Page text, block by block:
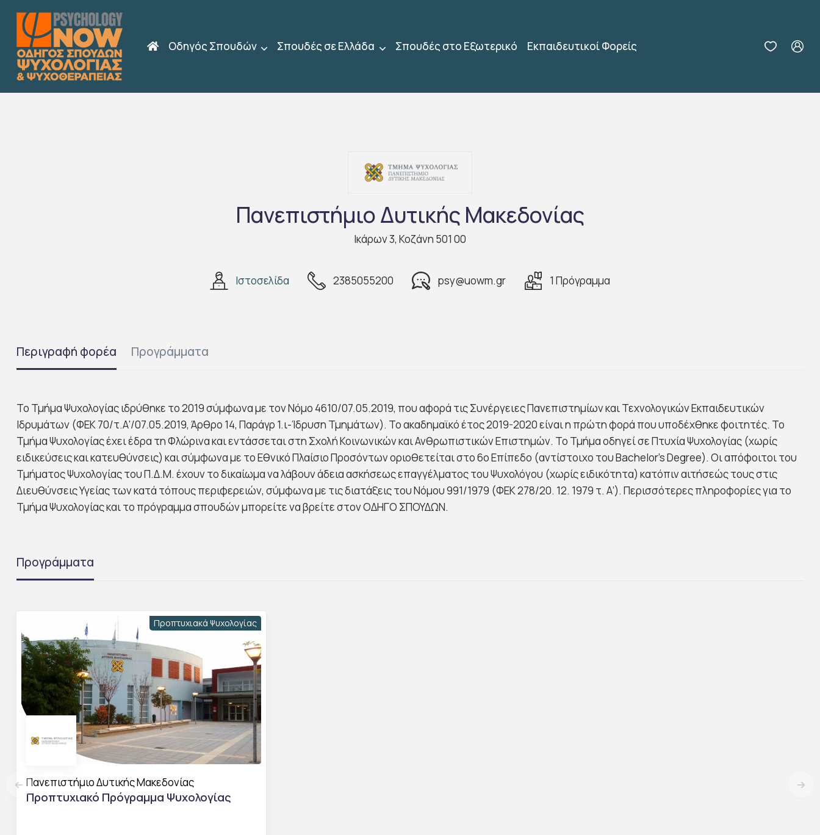
Οδηγός Σπουδών Σπουδές σε Ελλάδα Σπουδές στο Εξωτερικό Εκπαιδευτικοί Φορείς
Πανεπιστήμιο Δυτικής Μακεδονίας
Ικάρων 3, Κοζάνη 501 00
Ιστοσελίδα 2385055200 psy@uowm.gr 1 Πρόγραμμα
Περιγραφή φορέα Προγράμματα
Το Τμήμα Ψυχολογίας ιδρύθηκε το 2019 σύμφωνα με τον Νόμο 4610/07.05.2019, που αφορά τις Συνέργειες Πανεπιστημίων και Τεχνολογικών Εκπαιδευτικών
Ιδρυμάτων (ΦΕΚ 70/τ.Α'/07.05.2019, Άρθρο 14, Παράγρ 1.ι-Ίδρυση Τμημάτων). Το ακαδημαϊκό έτος 2019-2020 είναι η πρώτη φορά που υποδέχθηκε φοιτητές. Το
Τμήμα Ψυχολογίας έχει έδρα τη Φλώρινα και εντάσσεται στη Σχολή Κοινωνικών και Ανθρωπιστικών Επιστημών. Το Τμήμα οδηγεί σε Πτυχία Ψυχολογίας (χωρίς
ειδικεύσεις και κατευθύνσεις) και σύμφωνα με το Εθνικό Πλαίσιο Προσόντων οριοθετείται στο 6ο Επίπεδο (αντίστοιχο του Bachelor’s Degree). Οι απόφοιτοι του
Τμήματος Ψυχολογίας του Π.Δ.Μ. έχουν το δικαίωμα να λάβουν άδεια ασκήσεως επαγγέλματος του Ψυχολόγου (χωρίς ειδικότητα) κατόπιν αιτήσεώς τους στις
Διευθύνσεις Υγείας των κατά τόπους περιφερειών, σύμφωνα με τις διατάξεις του Νόμου 991/1979 (ΦΕΚ 278/20. 12. 1979 τ. Α’). Περισσότερες πληροφορίες για το
Τμήμα Ψυχολογίας και το πρόγραμμα σπουδών μπορείτε να βρείτε στον ΟΔΗΓΟ ΣΠΟΥΔΩΝ.
Προγράμματα
Προπτυχιακά Ψυχολογίας
Πανεπιστήμιο Δυτικής Μακεδονίας
Προπτυχιακό Πρόγραμμα Ψυχολογίας